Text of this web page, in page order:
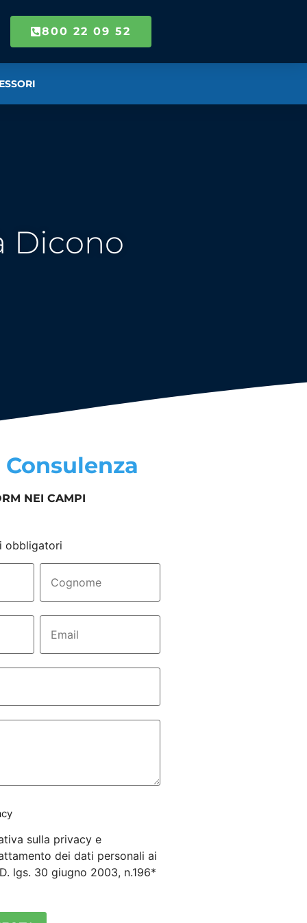
800 22 09 52
Dicono
Consulenza
NEI CAMPI
obbligatori
sulla privacy e
dei dati personali ai
lgs. 30 giugno 2003, n.196*